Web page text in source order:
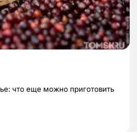
что еще можно приготовить